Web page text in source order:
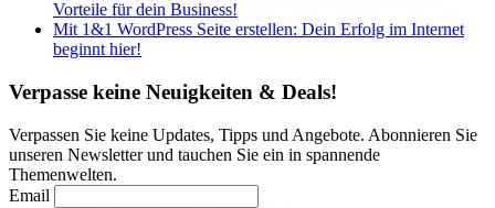
Vorteile für dein Business!
Mit 1&1 WordPress Seite erstellen: Dein Erfolg im Internet
beginnt hier!
Verpasse keine Neuigkeiten & Deals!
Verpassen Sie keine Updates, Tipps und Angebote. Abonnieren Sie
unseren Newsletter und tauchen Sie ein in spannende
Themenwelten.
Email